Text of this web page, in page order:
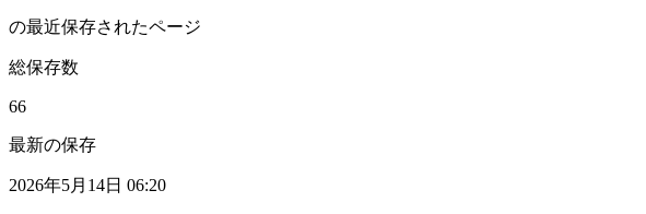
の最近保存されたページ
総保存数
66
最新の保存
2026年5月14日 06:20